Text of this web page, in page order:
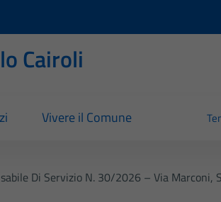
Cairoli
Vivere il Comune
Di Servizio N. 30/2026 – Via Marconi,